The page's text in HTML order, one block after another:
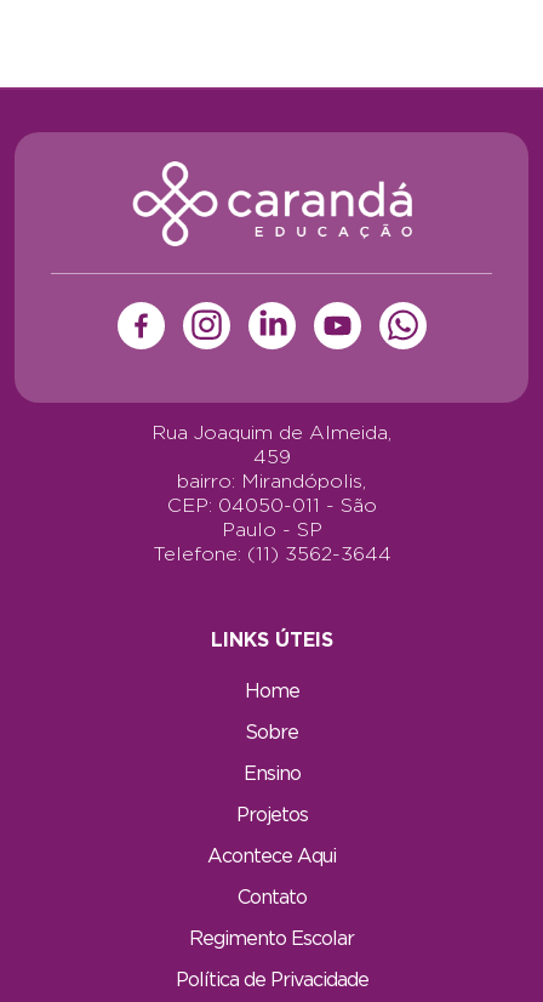
Rua Joaquim de Almeida,
459
bairro: Mirandópolis,
CEP: 04050-011 - São
Paulo - SP
Telefone: (11) 3562-3644
LINKS ÚTEIS
Home
Sobre
Ensino
Projetos
Acontece Aqui
Contato
Regimento Escolar
Política de Privacidade